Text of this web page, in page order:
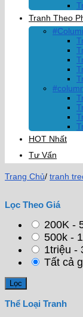
Tranh Theo
HOT Nhất
Tư Vấn
Trang Chủ/ tranh
Lọc Theo Giá
200K -
500k -
1triệu -
Tất cả
Thể Loại Tranh